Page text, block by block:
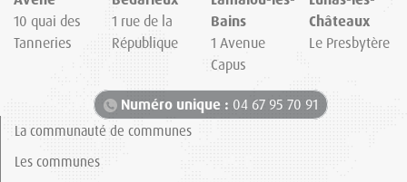
10 quai des
Tanneries
1 rue de la
République
Bains
1 Avenue
Capus
Châteaux
Le Presbytère
Numéro unique : 04 67 95 70 91
La communauté de communes
Les communes